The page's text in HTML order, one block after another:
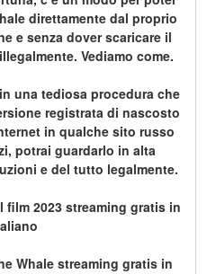
direttamente dal proprio
e senza dover scaricare il
Vediamo come.
una tediosa procedura che
registrata di nascosto
in qualche sito russo
potrai guardarlo in alta
e del tutto legalmente.
film 2023 streaming gratis in
Whale streaming gratis in